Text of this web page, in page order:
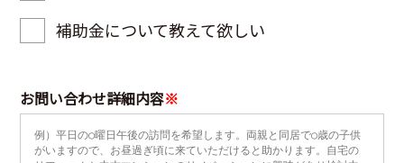
補助金について教えて欲しい
お問い合わせ詳細内容